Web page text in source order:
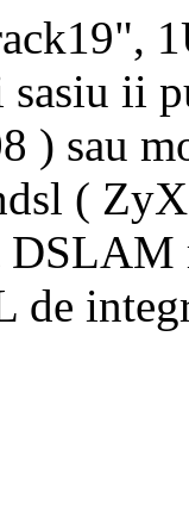
ii
) sau
(